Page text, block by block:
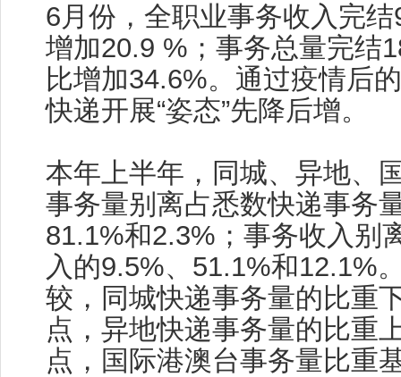
6月份，全职业事务收入完
增加20.9 %；事务总量完结
比增加34.6%。通过疫情后
快递开展“姿态”先降后增。
本年上半年，同城、异地、
事务量别离占悉数快递事务
81.1%和2.3%；事务收入别
入的9.5%、51.1%和12.1%
较，同城快递事务量的比重
点，异地快递事务量的比重
点，国际港澳台事务量比重